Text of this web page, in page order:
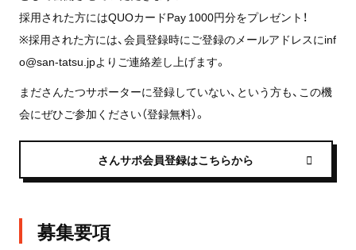
採用された方にはQUOカードPay1000円分をプレゼント！
※採用された方には、会員登録時にご登録のメールアドレスにinf
o@san-tatsu.jpよりご連絡差し上げます。
まださんたつサポーターに登録していない、という方も、この機
会にぜひご参加ください（登録無料）。
さんサポ会員登録はこちらから
募集要項